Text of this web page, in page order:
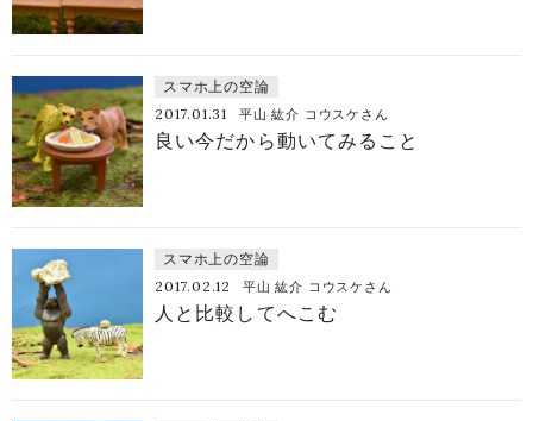
スマホ上の空論
2017.01.31 平山 紘介 コウスケさん
良い今だから動いてみること
スマホ上の空論
2017.02.12 平山 紘介 コウスケさん
人と比較してへこむ